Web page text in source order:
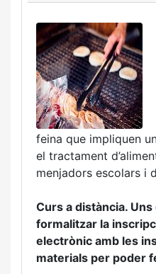
feina que impliquen
el tractament
menjadors escolars i
Curs a distància.
formalitzar la
electrònic amb les
materials per poder